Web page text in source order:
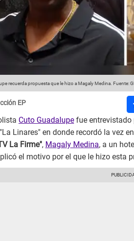
recuerda propuesta que le hizo a Magaly Medina. Fuente:
EP
Cuto Guadalupe fue entrevistado
Linares" en donde recordó la vez
La Firme", Magaly Medina, a un
el motivo por el que le hizo esta